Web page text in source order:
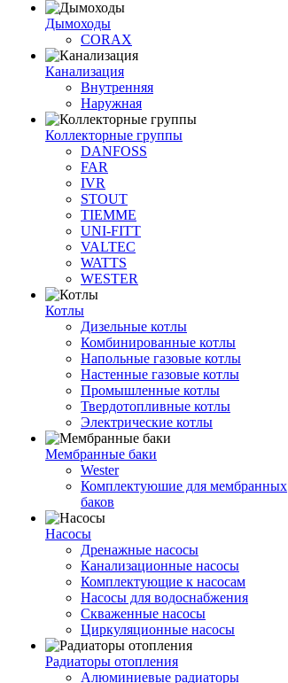
Дымоходы
CORAX
Канализация
Внутренняя
Наружная
Коллекторные группы
DANFOSS
FAR
IVR
STOUT
TIEMME
UNI-FITT
VALTEC
WATTS
WESTER
Котлы
Дизельные котлы
Комбинированные котлы
Напольные газовые котлы
Настенные газовые котлы
Промышленные котлы
Твердотопливные котлы
Электрические котлы
Мембранные баки
Wester
Комплектуюшие для мембранных
баков
Насосы
Дренажные насосы
Канализационные насосы
Комплектующие к насосам
Насосы для водоснабжения
Скваженные насосы
Циркуляционные насосы
Радиаторы отопления
Алюминиевые радиаторы